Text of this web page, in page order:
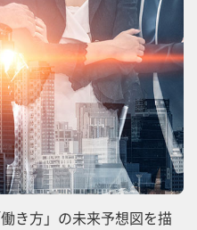
き方」の未来予想図を描